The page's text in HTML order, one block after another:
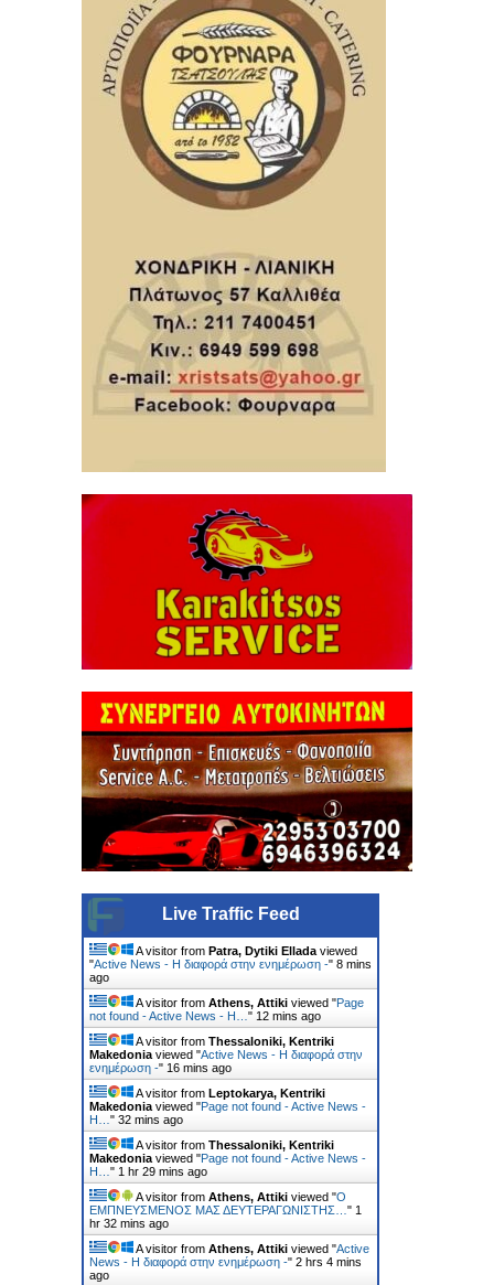
Live Traffic Feed
A visitor from Patra, Dytiki Ellada viewed
"Active News - Η διαφορά στην ενημέρωση -" 8 mins
ago
A visitor from Athens, Attiki viewed "Page
not found - Active News - Η… " 12 mins ago
A visitor from Thessaloniki, Kentriki
Makedonia viewed "Active News - Η διαφορά στην
ενημέρωση -" 16 mins ago
A visitor from Leptokarya, Kentriki
Makedonia viewed "Page not found - Active News -
Η… " 32 mins ago
A visitor from Thessaloniki, Kentriki
Makedonia viewed "Page not found - Active News -
Η… " 1 hr 29 mins ago
A visitor from Athens, Attiki viewed "Ο
ΕΜΠΝΕΥΣΜΕΝΟΣ ΜΑΣ ΔΕΥΤΕΡΑΓΩΝΙΣΤΗΣ… " 1
hr 32 mins ago
A visitor from Athens, Attiki viewed "Active
News - Η διαφορά στην ενημέρωση -" 2 hrs 4 mins
ago